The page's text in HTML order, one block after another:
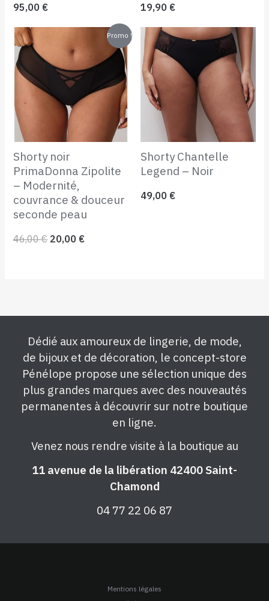
95,00 € 19,90 €
Promo !
Shorty noir
PrimaDonna Zipolite
– Modernité,
couvrance & douceur
seconde peau
46,00€
initial
était :
46,00 €.
20,00 €
actuel
est :
20,00 €.
Shorty Chantelle
Legend – Noir
49,00 €
Dédié aux amoureux de lingerie, de mode,
de bijoux et de décoration, le concept-store
Pénélope propose une sélection unique des
plus grandes marques avec des nouveautés
permanentes à découvrir sur notre boutique
en ligne.
Venez nous rendre visite à la boutique au
11 avenue de la libération 42400 Saint-
Chamond
04 77 22 06 87
Mentions légales